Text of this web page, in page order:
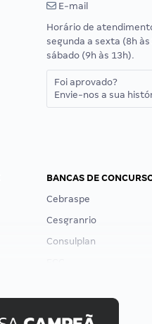
E-mail
Horário de
segunda a sexta (8h às
sábado (9h às 13h).
Foi aprovado?
Envie-nos a sua
BANCAS DE
Cebraspe
Cesgranrio
Consulplan